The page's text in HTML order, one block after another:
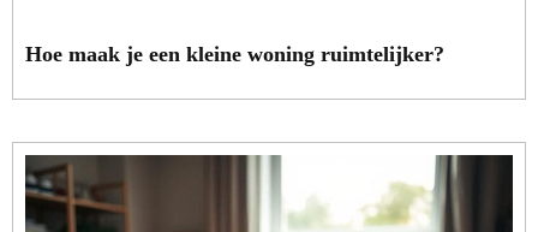
Hoe maak je een kleine woning ruimtelijker?